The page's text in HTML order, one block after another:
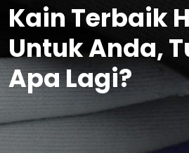
Kain Terbaik
Untuk Anda,
Apa Lagi?